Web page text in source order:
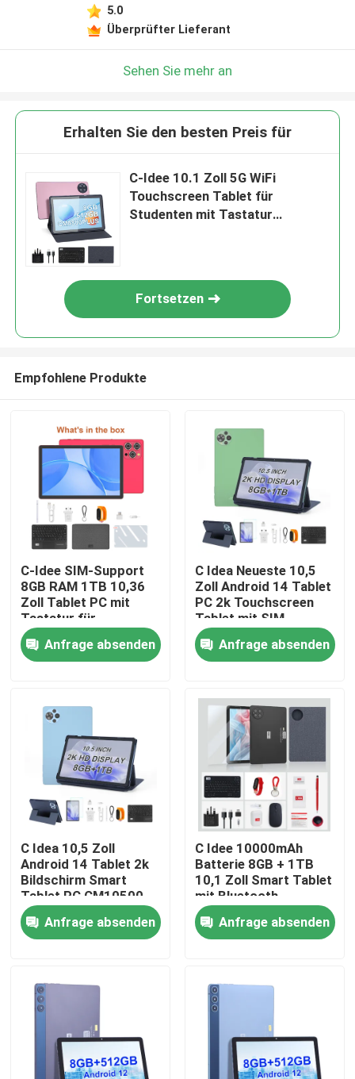
Startseite
Videos
VR Show
Über uns
Fabrik Tour
Qualitätskontrolle
Referenzen
5.0
Überprüfter Lieferant
Sehen Sie mehr an
Erhalten Sie den besten Preis für
C-Idee 10.1 Zoll 5G WiFi
Touchscreen Tablet für
Studenten mit Tastatur
Fortsetzen
Empfohlene Produkte
C-Idee SIM-Support
8GB RAM 1TB 10,36
Zoll Tablet PC mit
Tastatur für
Studenten CM10016
PLUSAnfrage absenden
C Idea Neueste 10,5
Zoll Android 14 Tablet
PC 2k Touchscreen
Tablet mit SIM
CM10500 Plus grün
Anfrage absenden
C Idea 10,5 Zoll
Android 14 Tablet 2k
Bildschirm Smart
Tablet PC CM10500
Plus Blau
Anfrage absenden
C Idee 10000mAh
Batterie 8GB + 1TB
10,1 Zoll Smart Tablet
mit Bluetooth
Tastatur
CM8800pLUS
Anfrage absenden